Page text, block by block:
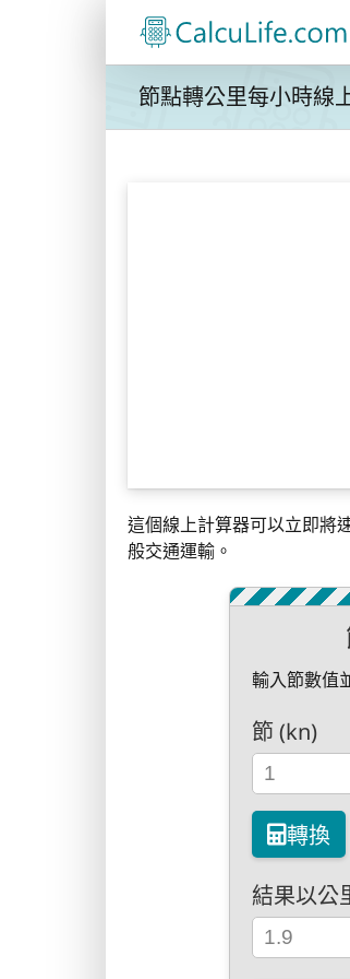
節點轉公里每小時線
這個線上計算器可以立即將
般交通運輸。
輸入節數值
節 (kn)
轉換
結果以公